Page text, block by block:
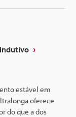
estável em
oferece
do que a dos